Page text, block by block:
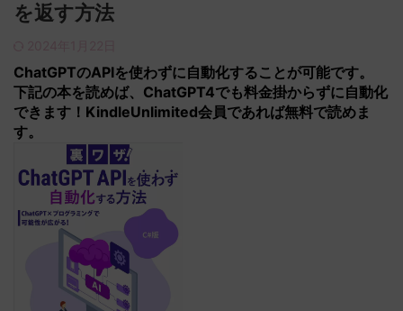
を返す方法
ChatGPTのAPIを使わずに自動化することが可能です。
下記の本を読めば、ChatGPT4でも料金掛からずに自動化
できます！KindleUnlimited会員であれば無料で読めま
す。